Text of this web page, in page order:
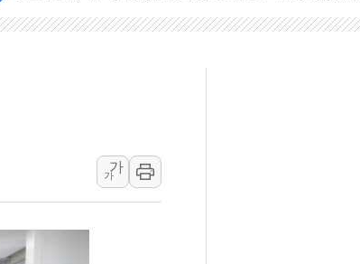
[속보] 민주, 제주 경선 결과 발표...김민석 52.64% 정청래
서울 중랑구 주택가서 흉기 난동…60대 남성 2명 숨져
李대통령 "결혼 때문에 손해 보는 일 없게"…'결혼 페널티' 22개
여수 오동도 인근 해상서 모터보트 전복…1명 사망·1명 실종
추미애, '위안부' 피해자 기림의 날 참석..."국제적 시민 연대로
가
가